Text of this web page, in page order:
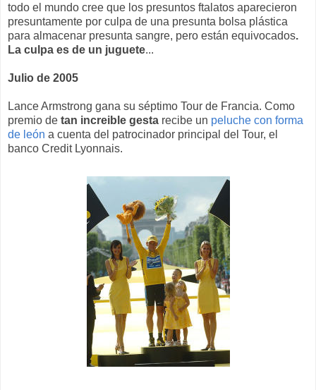
todo el mundo cree que los presuntos ftalatos aparecieron
presuntamente por culpa de una presunta bolsa plástica
para almacenar presunta sangre, pero están equivocados.
La culpa es de un juguete...
Julio de 2005
Lance Armstrong gana su séptimo Tour de Francia. Como
premio de tan increible gesta recibe un peluche con forma
de león a cuenta del patrocinador principal del Tour, el
banco Credit Lyonnais.